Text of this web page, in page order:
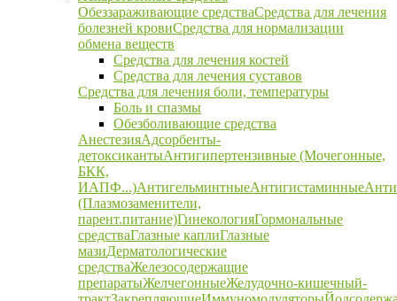
Обеззараживающие средстваСредства для лечения
болезней кровиСредства для нормализации
обмена веществ
Средства для лечения костей
Средства для лечения суставов
Средства для лечения боли, температуры
Боль и спазмы
Обезболивающие средства
АнестезияАдсорбенты-
детоксикантыАнтигипертензивные (Мочегонные,
БКК,
ИАПФ...)АнтигельминтныеАнтигистаминные
(Плазмозаменители,
парент.питание)ГинекологияГормональные
средстваГлазные каплиГлазные
мазиДерматологические
средстваЖелезосодержащие
препаратыЖелчегонныеЖелудочно-кишечный-